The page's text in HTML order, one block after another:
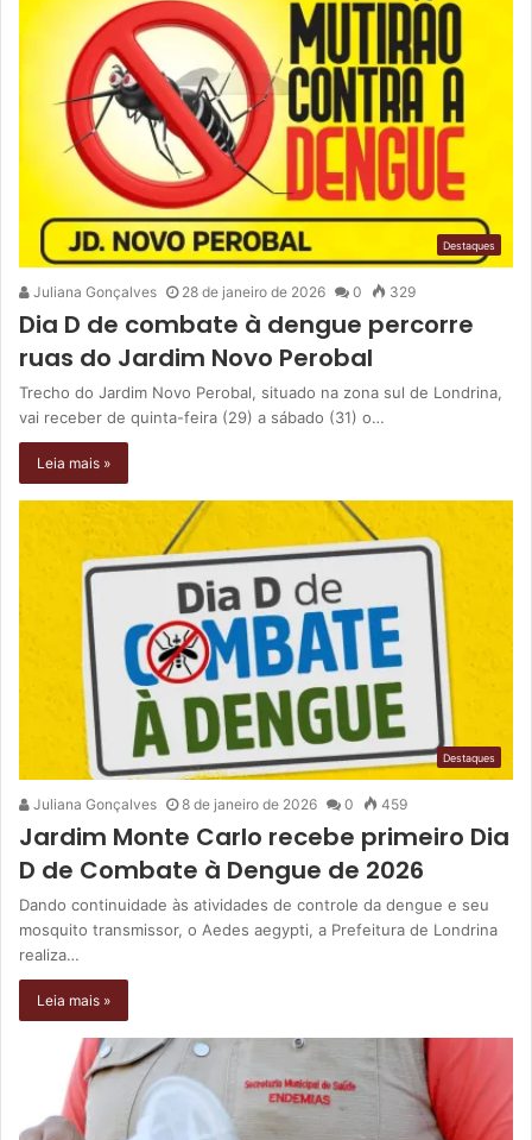
Destaques
Juliana Gonçalves 28 de janeiro de 2026 0 329
Dia D de combate à dengue percorre
ruas do Jardim Novo Perobal
Trecho do Jardim Novo Perobal, situado na zona sul de Londrina,
vai receber de quinta-feira (29) a sábado (31) o…
Leia mais »
Destaques
Juliana Gonçalves 8 de janeiro de 2026 0 459
Jardim Monte Carlo recebe primeiro Dia
D de Combate à Dengue de 2026
Dando continuidade às atividades de controle da dengue e seu
mosquito transmissor, o Aedes aegypti, a Prefeitura de Londrina
realiza…
Leia mais »